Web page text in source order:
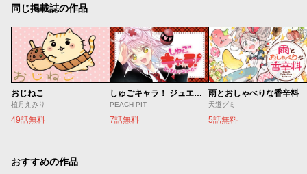
同じ掲載誌の作品
おじねこ
植月えみり
49話無料
しゅごキャラ！ ジュエルジョーカー
PEACH-PIT
7話無料
雨とおしゃべりな香辛料
天道グミ
5話無料
おすすめの作品